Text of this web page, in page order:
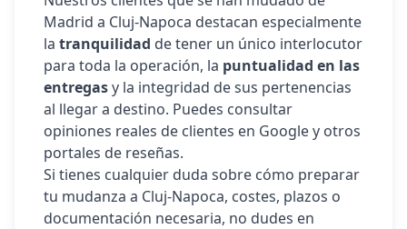
Madrid a Cluj-Napoca destacan especialmente
la tranquilidad de tener un único interlocutor
para toda la operación, la puntualidad en las
entregasy la integridad de sus pertenencias
al llegar a destino. Puedes consultar
opiniones reales de clientes en Google y otros
portales de reseñas.
Si tienes cualquier duda sobre cómo preparar
tu mudanza a Cluj-Napoca, costes, plazos o
documentación necesaria, no dudes en